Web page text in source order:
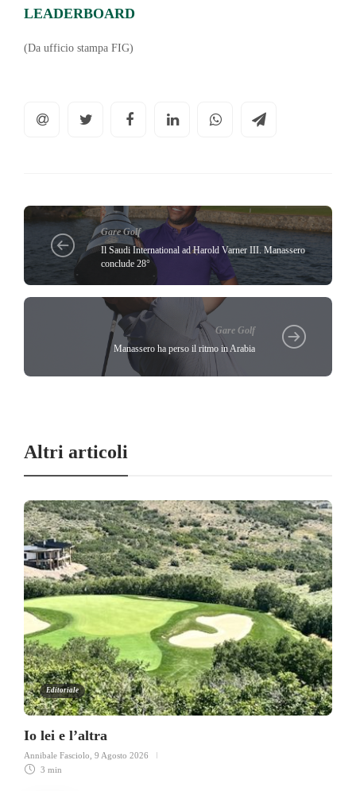
LEADERBOARD
(Da ufficio stampa FIG)
Gare Golf
Il Saudi International ad Harold Varner III. Manassero
conclude 28°
Gare Golf
Manassero ha perso il ritmo in Arabia
Altri articoli
Editoriale
Io lei e l’altra
Annibale Fasciolo 9 Agosto 2026
3 min